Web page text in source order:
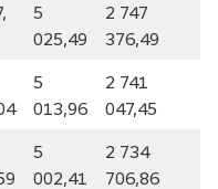
5
025,49
2 747
376,49
5
013,96
2 741
047,45
5
002,41
2 734
706,86